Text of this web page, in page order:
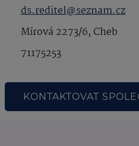
ds.reditel@seznam.cz
Mírová 2273/6, Cheb
71175253
KONTAKTOVAT